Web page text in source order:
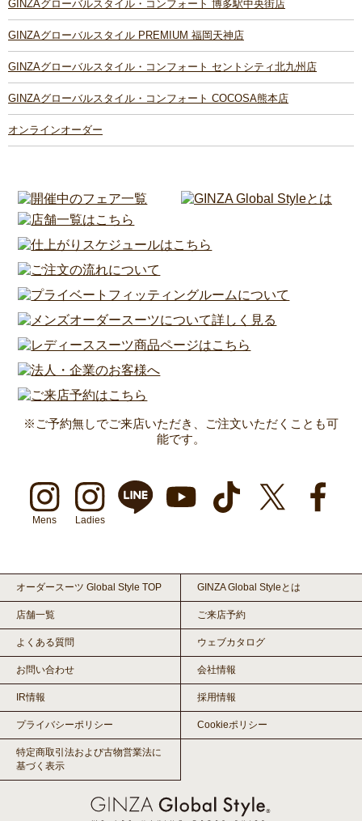
GINZAグローバルスタイル・コンフォート 博多駅中央街店
GINZAグローバルスタイル PREMIUM 福岡天神店
GINZAグローバルスタイル・コンフォート セントシティ北九州店
GINZAグローバルスタイル・コンフォート COCOSA熊本店
オンラインオーダー
※ご予約無しでご来店いただき、ご注文いただくことも可
能です。
Mens Ladies
オーダースーツ Global Style TOP GINZA Global Styleとは
店舗一覧 ご来店予約
よくある質問 ウェブカタログ
お問い合わせ 会社情報
IR情報 採用情報
プライバシーポリシー Cookieポリシー
特定商取引法および古物営業法に
基づく表示